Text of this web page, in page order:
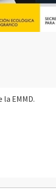
EMMD.